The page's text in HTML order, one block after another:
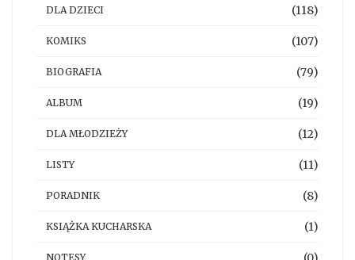
DLA DZIECI (118)
KOMIKS (107)
BIOGRAFIA (79)
ALBUM (19)
DLA MŁODZIEŻY (12)
LISTY (11)
PORADNIK (8)
KSIĄŻKA KUCHARSKA (1)
NOTESY